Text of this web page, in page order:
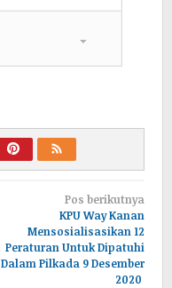
Pos berikutnya
KPU Way Kanan
Mensosialisasikan 12
Peraturan Untuk Dipatuhi
Dalam Pilkada 9 Desember
2020